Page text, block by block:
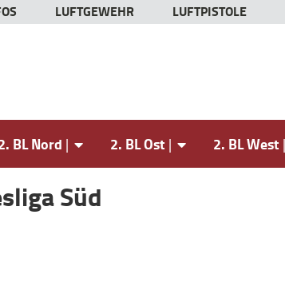
LUFTGEWEHR LUFTPISTOLE
BL Nord 2. BL Ost 2. BL West
Süd